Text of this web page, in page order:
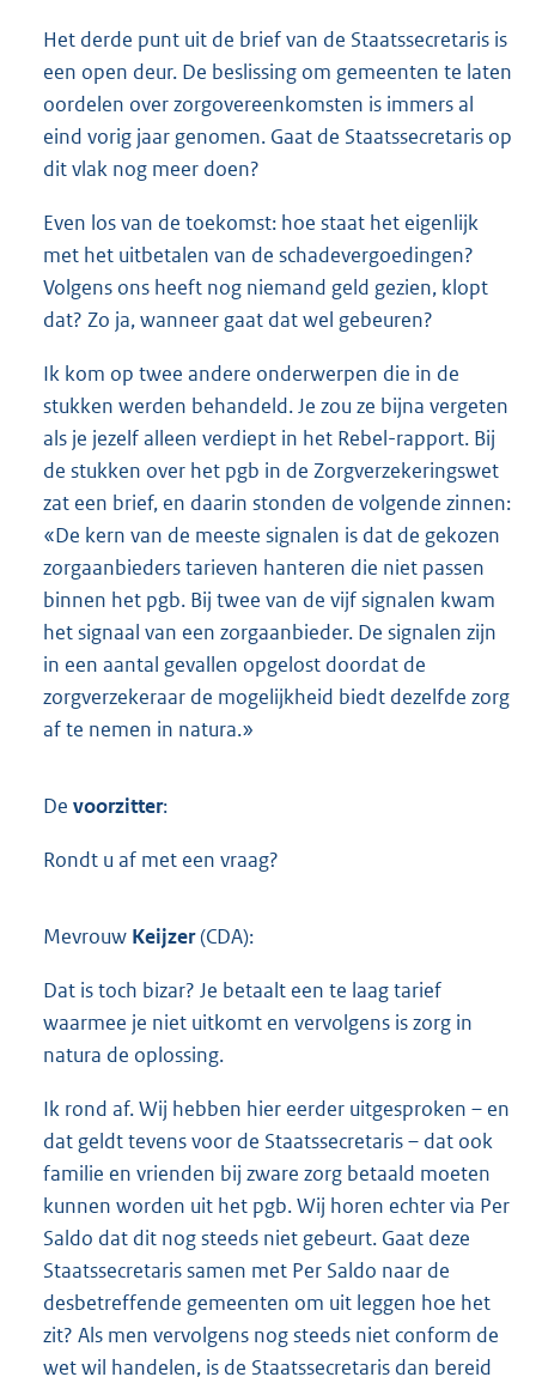
Het derde punt uit de brief van de Staatssecretaris is
een open deur. De beslissing om gemeenten te laten
oordelen over zorgovereenkomsten is immers al
eind vorig jaar genomen. Gaat de Staatssecretaris op
dit vlak nog meer doen?
Even los van de toekomst: hoe staat het eigenlijk
met het uitbetalen van de schadevergoedingen?
Volgens ons heeft nog niemand geld gezien, klopt
dat? Zo ja, wanneer gaat dat wel gebeuren?
Ik kom op twee andere onderwerpen die in de
stukken werden behandeld. Je zou ze bijna vergeten
als je jezelf alleen verdiept in het Rebel-rapport. Bij
de stukken over het pgb in de Zorgverzekeringswet
zat een brief, en daarin stonden de volgende zinnen:
«De kern van de meeste signalen is dat de gekozen
zorgaanbieders tarieven hanteren die niet passen
binnen het pgb. Bij twee van de vijf signalen kwam
het signaal van een zorgaanbieder. De signalen zijn
in een aantal gevallen opgelost doordat de
zorgverzekeraar de mogelijkheid biedt dezelfde zorg
af te nemen in natura.»
De voorzitter:
Rondt u af met een vraag?
Mevrouw Keijzer(CDA):
Dat is toch bizar? Je betaalt een te laag tarief
waarmee je niet uitkomt en vervolgens is zorg in
natura de oplossing.
Ik rond af. Wij hebben hier eerder uitgesproken – en
dat geldt tevens voor de Staatssecretaris – dat ook
familie en vrienden bij zware zorg betaald moeten
kunnen worden uit het pgb. Wij horen echter via Per
Saldo dat dit nog steeds niet gebeurt. Gaat deze
Staatssecretaris samen met Per Saldo naar de
desbetreffende gemeenten om uit leggen hoe het
zit? Als men vervolgens nog steeds niet conform de
wet wil handelen, is de Staatssecretaris dan bereid